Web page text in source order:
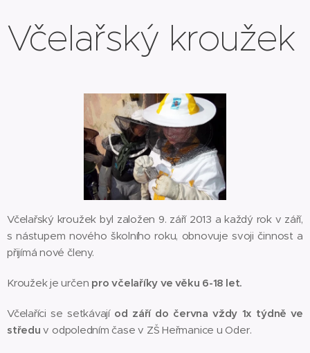
Včelařský kroužek
Včelařský kroužek byl založen 9. září 2013 a každý rok v září,
s nástupem nového školního roku, obnovuje svoji činnost a
přijímá nové členy.
Kroužek je určen pro včelaříky ve věku 6-18 let.
Včelaříci se setkávají od září do června vždy 1x týdně ve
středu v odpoledním čase v ZŠ Heřmanice u Oder.